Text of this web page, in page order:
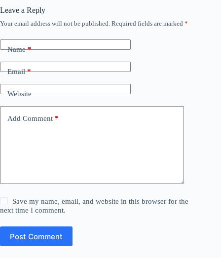
Leave a Reply
Your email address will not be published. Required fields are marked *
Name*
Email*
Website
Add Comment *
Save my name, email, and website in this browser for the
next time I comment.
Post Comment